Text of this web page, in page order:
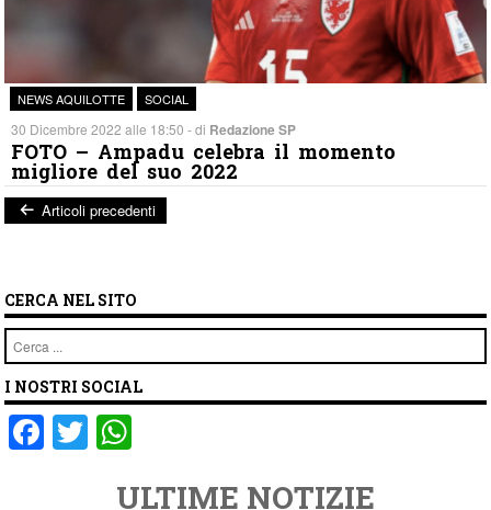
NEWS AQUILOTTE SOCIAL
30 Dicembre 2022 alle 18:50 - di Redazione SP
FOTO – Ampadu celebra il momento
migliore del suo 2022
Articoli precedenti
CERCA NEL SITO
Cerca
I NOSTRI SOCIAL
F T
ULTIME NOTIZIE